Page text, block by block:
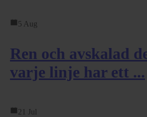
5 Aug
Ren och avskalad
varje linje har ett ...
21 Jul